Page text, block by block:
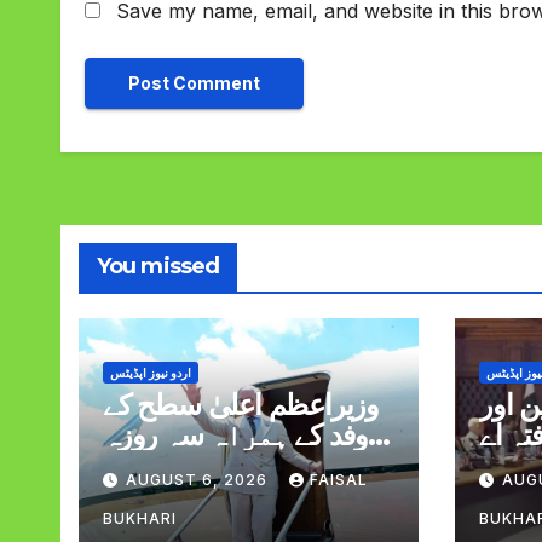
Save my name, email, and website in this
You missed
اردو نیوز اپڈیٹس
وزیراعظم اعلیٰ سطح کے
وفد کے ہمراہ سہ روزہ
دورہ پر سعودی عرب
روانہ
AUGUST 6, 2026 FAISAL
BUKHARI
اپڈیٹس
اور
اے